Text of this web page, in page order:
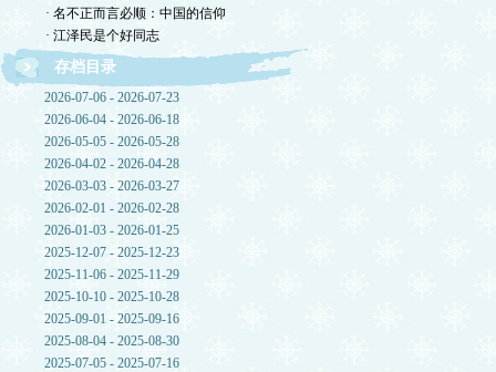
· 名不正而言必顺：中国的信仰
· 江泽民是个好同志
存档目录
2026-07-06 - 2026-07-23
2026-06-04 - 2026-06-18
2026-05-05 - 2026-05-28
2026-04-02 - 2026-04-28
2026-03-03 - 2026-03-27
2026-02-01 - 2026-02-28
2026-01-03 - 2026-01-25
2025-12-07 - 2025-12-23
2025-11-06 - 2025-11-29
2025-10-10 - 2025-10-28
2025-09-01 - 2025-09-16
2025-08-04 - 2025-08-30
2025-07-05 - 2025-07-16